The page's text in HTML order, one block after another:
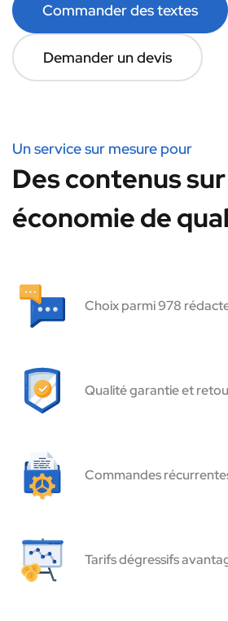
Commander des textes
Demander un devis
Un service sur mesure pour
Des contenus
économie de
Choix parmi 978
Qualité garantie et
Commandes
Tarifs dégressifs